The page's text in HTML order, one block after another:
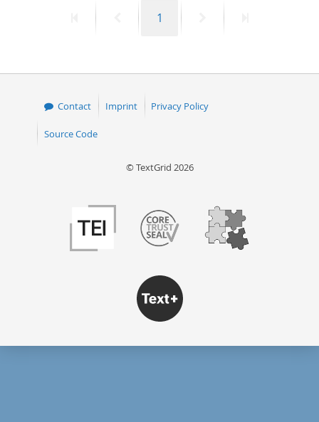
PreviousPage
1
Contact Imprint Privacy Policy
Source Code
© TextGrid 2026